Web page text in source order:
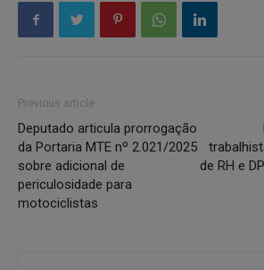
Previous article
Deputado articula prorrogação
da Portaria MTE nº 2.021/2025
sobre adicional de
periculosidade para
motociclistas
de RH e